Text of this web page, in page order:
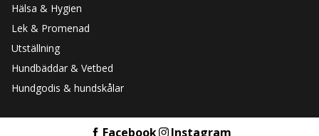
Hälsa & Hygien
Lek & Promenad
Utställning
Hundbäddar & Vetbed
Hundgodis & hundskålar
Facebook Instagram